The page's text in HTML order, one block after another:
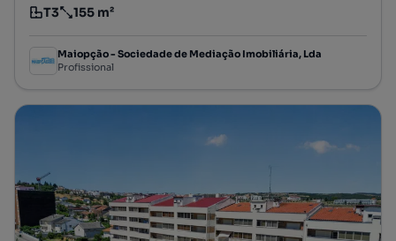
Tipologia
T3
Preço por metro quadrado
155 m²
Maiopção - Sociedade de Mediação Imobiliária, Lda
Profissional